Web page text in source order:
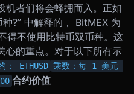
者们将会蜂拥而入。 正如
?” 中解释的， BitMEX 为
得不使用比特币双币种。这
的重点。 对于以下所有示
： ETHUSD 乘数：每 1 美元
合约价值